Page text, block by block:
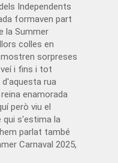
Independents
formaven part
la Summer
colles en
sorpreses
i fins i tot
rua
enamorada
però viu el
qui s'estima la
parlat també
Carnaval 2025,